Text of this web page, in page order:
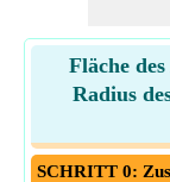
Fläche
Radius
SCHRITT 0: